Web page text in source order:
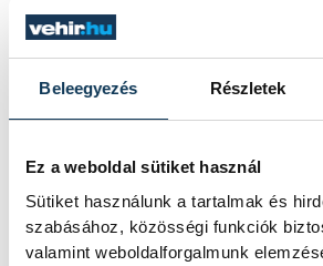
Beleegyezés Részletek
Ez a weboldal sütiket használ
Sütiket használunk a tartalmak és
szabásához, közösségi funkciók
valamint weboldalforgalmunk